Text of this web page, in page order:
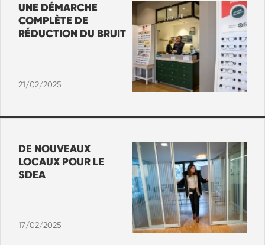
UNE DÉMARCHE
COMPLÈTE DE
RÉDUCTION DU BRUIT
21/02/2025
DE NOUVEAUX
LOCAUX POUR LE
SDEA
17/02/2025